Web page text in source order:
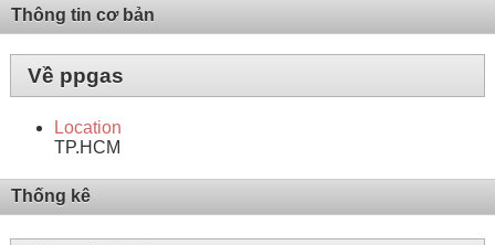
Thông tin cơ bản
Về ppgas
Location
TP.HCM
Thống kê